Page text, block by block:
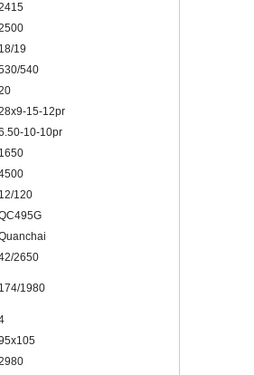
18/19
540
15-12pr
10-10pr
1650
12/120
2650
174/1980